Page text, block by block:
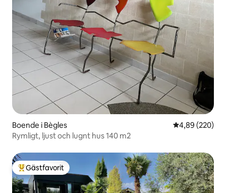
Boende i Bègles 4,89 av 5 i
4,89 (220)
Rymligt, ljust och lugnt hus 140 m2
Populär gästfavorit
Gästfavorit